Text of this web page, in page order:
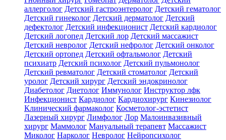
аллерголог Детский гастроэнтеролог Детский гематолог
Детский гинеколог Детский дерматолог Детский
дефектолог Детский инфекционист Детский кардиолог
Детский логопед Детский лор Детский массажист
Детский невролог Детский нефролог Детский онколог
Детский ортопед Детский офтальмолог Детский
психиатр Детский психолог Детский пульмонолог
Детский ревматолог Детский стоматолог Детский
уролог Детский хирург Детский эндокринолог
Диабетолог Диетолог Иммунолог Инструктор лфк
Инфекционист Кардиолог Кардиохирург Кинезиолог
Клинический фармаколог Косметолог-эстетист
Лазерный хирург Лимфолог Лор Малоинвазивный
хирург Маммолог Мануальный терапевт Массажист
Миколог Нарколог Невролог Нейропсихолог